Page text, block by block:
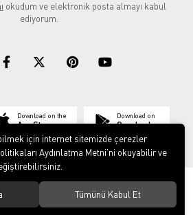
okudum ve elektronik posta almayı kabul
ediyorum.
Download on the
App Store
Download on
Google play
Ekipmanları. Tüm hakları saklıdır.
için internet sitemizde çerezler
Aydınlatma Metni’ni okuyabilir ve
Tümünü Kabul Et